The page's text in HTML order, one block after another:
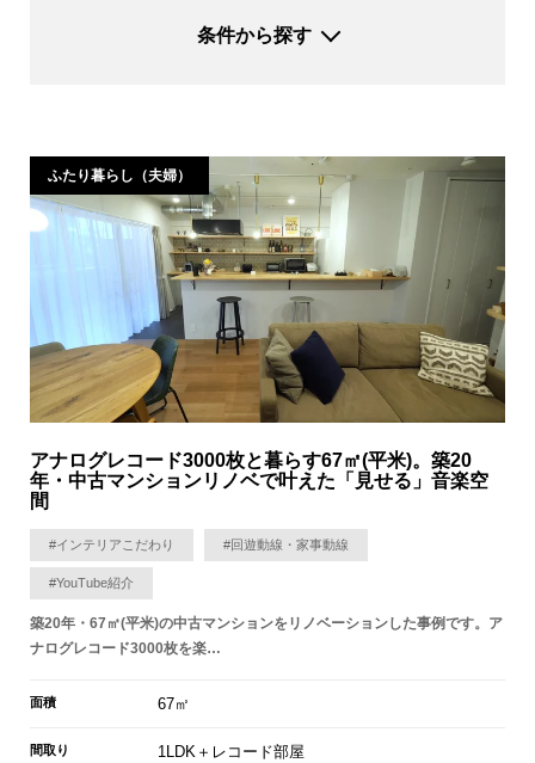
条件から探す
ふたり暮らし（夫婦）
アナログレコード3000枚と暮らす67㎡(平米)。築20
年・中古マンションリノベで叶えた「見せる」音楽空
間
#インテリアこだわり #回遊動線・家事動線
#YouTube紹介
築20年・67㎡(平米)の中古マンションをリノベーションした事例です。ア
ナログレコード3000枚を楽…
面積 67㎡
間取り 1LDK＋レコード部屋